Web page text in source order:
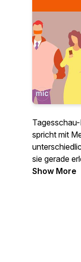
spricht mit
sie gerade
sowie
Show More